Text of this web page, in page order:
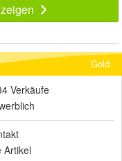
Gold
Verkäufe
Artikel